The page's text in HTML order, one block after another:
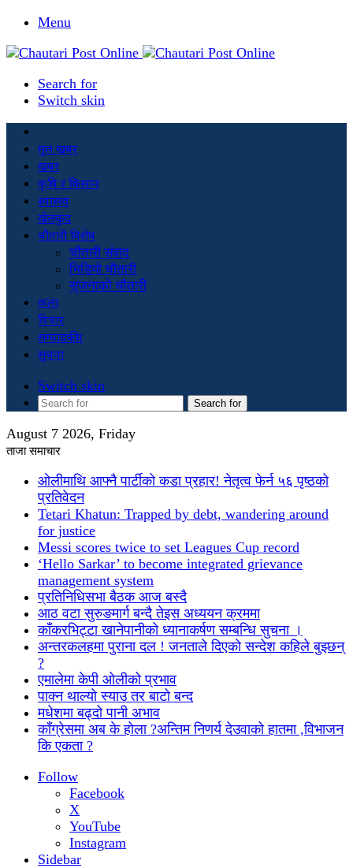
Menu
Search for
Switch skin
मूल खबर
खबर
कृषि र किसान
स्वास्थ्य
खेलकुद
चौतारी विशेष
चौतारी संवाद
भिडियो चौतारी
सृजनाको चौतारी
कला
विचार
सम्पादकीय
सुचना
Switch skin
Search for
August 7 2026, Friday
ताजा समाचार
ओलीमाथि आफ्नै पार्टीको कडा प्रहार! नेतृत्व फेर्न ५६ पृष्ठको
प्रतिवेदन
Tetari Khatun: Trapped by debt, wandering around
for justice
Messi scores twice to set Leagues Cup record
‘Hello Sarkar’ to become integrated grievance
management system
प्रतिनिधिसभा बैठक आज बस्दै
आठ वटा सुरुङमार्ग बन्दै तेइस अध्ययन क्रममा
काँकरभिट्टा खानेपानीको ध्यानाकर्षण सम्बन्धि सुचना ।
अन्तरकलहमा पुराना दल ! जनताले दिएको सन्देश कहिले बुझ्छन्
?
एमालेमा केपी ओलीको प्रभाव
पाक्न थाल्यो स्याउ तर बाटो बन्द
मधेशमा बढ्दो पानी अभाव
काँग्रेसमा अब के होला ?अन्तिम निणर्य देउवाको हातमा ,विभाजन
कि एकता ?
Follow
Facebook
X
YouTube
Instagram
Sidebar